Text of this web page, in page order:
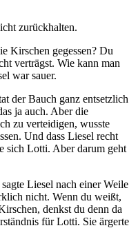
zurückhalten.
Kirschen gegessen? Du
verträgst. Wie kann man
war sauer.
der Bauch ganz entsetzlich
ja auch. Aber die
zu verteidigen, wusste
Und dass Liesel recht
sich Lotti. Aber darum geht
Liesel nach einer Weile
nicht. Wenn du weißt,
denkst du denn da
für Lotti. Sie ärgerte